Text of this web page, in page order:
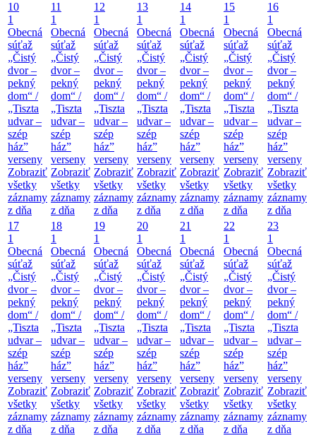
10
1
Obecná
súťaž
„Čistý
dvor –
pekný
dom“ /
„Tiszta
udvar –
szép
ház”
verseny
Zobraziť
všetky
záznamy
z dňa
11
1
Obecná
súťaž
„Čistý
dvor –
pekný
dom“ /
„Tiszta
udvar –
szép
ház”
verseny
Zobraziť
všetky
záznamy
z dňa
12
1
Obecná
súťaž
„Čistý
dvor –
pekný
dom“ /
„Tiszta
udvar –
szép
ház”
verseny
Zobraziť
všetky
záznamy
z dňa
13
1
Obecná
súťaž
„Čistý
dvor –
pekný
dom“ /
„Tiszta
udvar –
szép
ház”
verseny
Zobraziť
všetky
záznamy
z dňa
14
1
Obecná
súťaž
„Čistý
dvor –
pekný
dom“ /
„Tiszta
udvar –
szép
ház”
verseny
Zobraziť
všetky
záznamy
z dňa
15
1
Obecná
súťaž
„Čistý
dvor –
pekný
dom“ /
„Tiszta
udvar –
szép
ház”
verseny
Zobraziť
všetky
záznamy
z dňa
16
1
Obecná
súťaž
„Čistý
dvor –
pekný
dom“ /
„Tiszta
udvar –
szép
ház”
verseny
Zobraziť
všetky
záznamy
z dňa
17
1
Obecná
súťaž
„Čistý
dvor –
pekný
dom“ /
„Tiszta
udvar –
szép
ház”
verseny
Zobraziť
všetky
záznamy
z dňa
18
1
Obecná
súťaž
„Čistý
dvor –
pekný
dom“ /
„Tiszta
udvar –
szép
ház”
verseny
Zobraziť
všetky
záznamy
z dňa
19
1
Obecná
súťaž
„Čistý
dvor –
pekný
dom“ /
„Tiszta
udvar –
szép
ház”
verseny
Zobraziť
všetky
záznamy
z dňa
20
1
Obecná
súťaž
„Čistý
dvor –
pekný
dom“ /
„Tiszta
udvar –
szép
ház”
verseny
Zobraziť
všetky
záznamy
z dňa
21
1
Obecná
súťaž
„Čistý
dvor –
pekný
dom“ /
„Tiszta
udvar –
szép
ház”
verseny
Zobraziť
všetky
záznamy
z dňa
22
1
Obecná
súťaž
„Čistý
dvor –
pekný
dom“ /
„Tiszta
udvar –
szép
ház”
verseny
Zobraziť
všetky
záznamy
z dňa
23
1
Obecná
súťaž
„Čistý
dvor –
pekný
dom“ /
„Tiszta
udvar –
szép
ház”
verseny
Zobraziť
všetky
záznamy
z dňa